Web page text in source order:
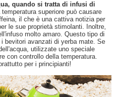
quando si tratta di infusi di
temperatura superiore può causare
il che è una cattiva notizia per
le sue proprietà stimolanti. Inoltre,
molto amaro. Questo tipo di
bevitori avanzati di yerba mate. Se
utilizzate uno speciale
con controllo della temperatura.
per i principianti!